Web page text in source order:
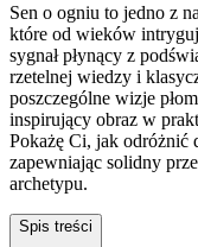
Sen o ogniu to jedno z
które od wieków
sygnał płynący z
rzetelnej wiedzy i
poszczególne wizje
inspirujący obraz w
Pokażę Ci, jak odróżnić
zapewniając solidny
archetypu.
Spis treści